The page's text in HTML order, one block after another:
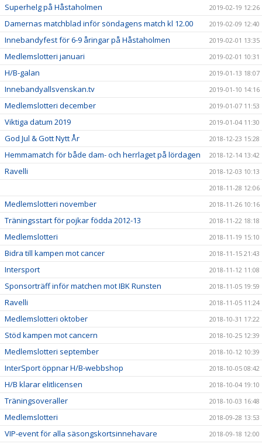
Superhelg på Håstaholmen 2019-02-19 12:26
Damernas matchblad inför söndagens match kl 12.00 2019-02-09 12:40
Innebandyfest för 6-9 åringar på Håstaholmen 2019-02-01 13:35
Medlemslotteri januari 2019-02-01 10:31
H/B-galan 2019-01-13 18:07
Innebandyallsvenskan.tv 2019-01-10 14:16
Medlemslotteri december 2019-01-07 11:53
Viktiga datum 2019 2019-01-04 11:30
God Jul & Gott Nytt År 2018-12-23 15:28
Hemmamatch för både dam- och herrlaget på lördagen 2018-12-14 13:42
Ravelli
2018-12-03 10:13
2018-11-28 12:06
Medlemslotteri november 2018-11-26 10:16
Träningsstart för pojkar födda 2012-13 2018-11-22 18:18
Medlemslotteri 2018-11-19 15:10
Bidra till kampen mot cancer 2018-11-15 21:43
Intersport 2018-11-12 11:08
Sponsorträff inför matchen mot IBK Runsten 2018-11-05 19:59
Ravelli 2018-11-05 11:24
Medlemslotteri oktober 2018-10-31 17:22
Stöd kampen mot cancern 2018-10-25 12:39
Medlemslotteri september 2018-10-12 10:39
InterSport öppnar H/B-webbshop 2018-10-05 08:42
H/B klarar elitlicensen 2018-10-04 19:10
Träningsoveraller 2018-10-03 16:48
Medlemslotteri 2018-09-28 13:53
VIP-event för alla säsongskortsinnehavare 2018-09-18 12:00